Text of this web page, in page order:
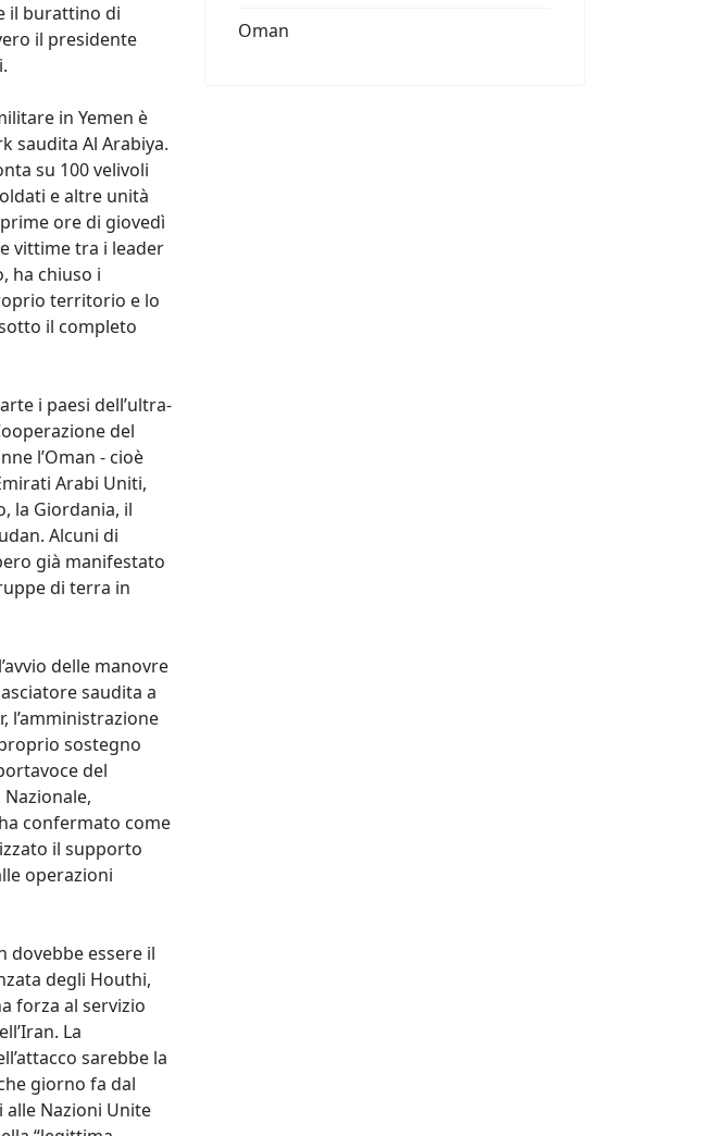
il burattino di
il presidente
in Yemen è
saudita Al Arabiya.
su 100 velivoli
e altre unità
ore di giovedì
vittime tra i leader
ha chiuso i
territorio e lo
il completo
i paesi dell’ultra-
del
l’Oman - cioè
Arabi Uniti,
la Giordania, il
Alcuni di
già manifestato
di terra in
delle manovre
saudita a
l’amministrazione
sostegno
del
confermato come
il supporto
operazioni
dovebbe essere il
degli Houthi,
forza al servizio
La
sarebbe la
giorno fa dal
Nazioni Unite
Oman